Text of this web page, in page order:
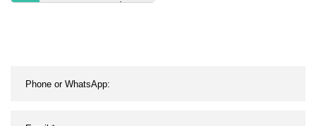
personalizado de fábrica